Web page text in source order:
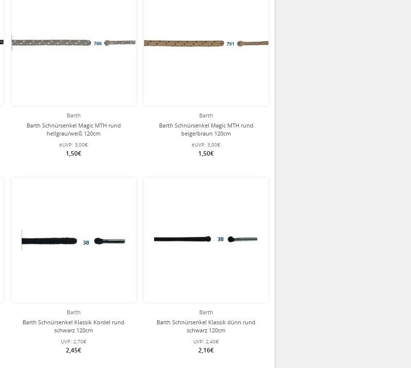
Barth
Barth Schnürsenkel Magic MTH rund
hellgrau/weiß 120cm
eUVP: 3,00€
1,50€
Barth
Barth Schnürsenkel Magic MTH rund
beige/braun 120cm
eUVP: 3,00€
1,50€
Barth
Barth Schnürsenkel Klassik Kordel rund
schwarz 120cm
UVP: 2,70€
2,45€
Barth
Barth Schnürsenkel Klassik dünn rund
schwarz 120cm
UVP: 2,40€
2,16€